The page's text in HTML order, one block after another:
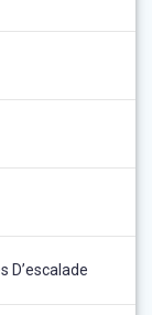
D’escalade